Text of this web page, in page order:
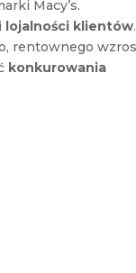
Macy’s.
lojalności klientów.
rentownego
konkurowania